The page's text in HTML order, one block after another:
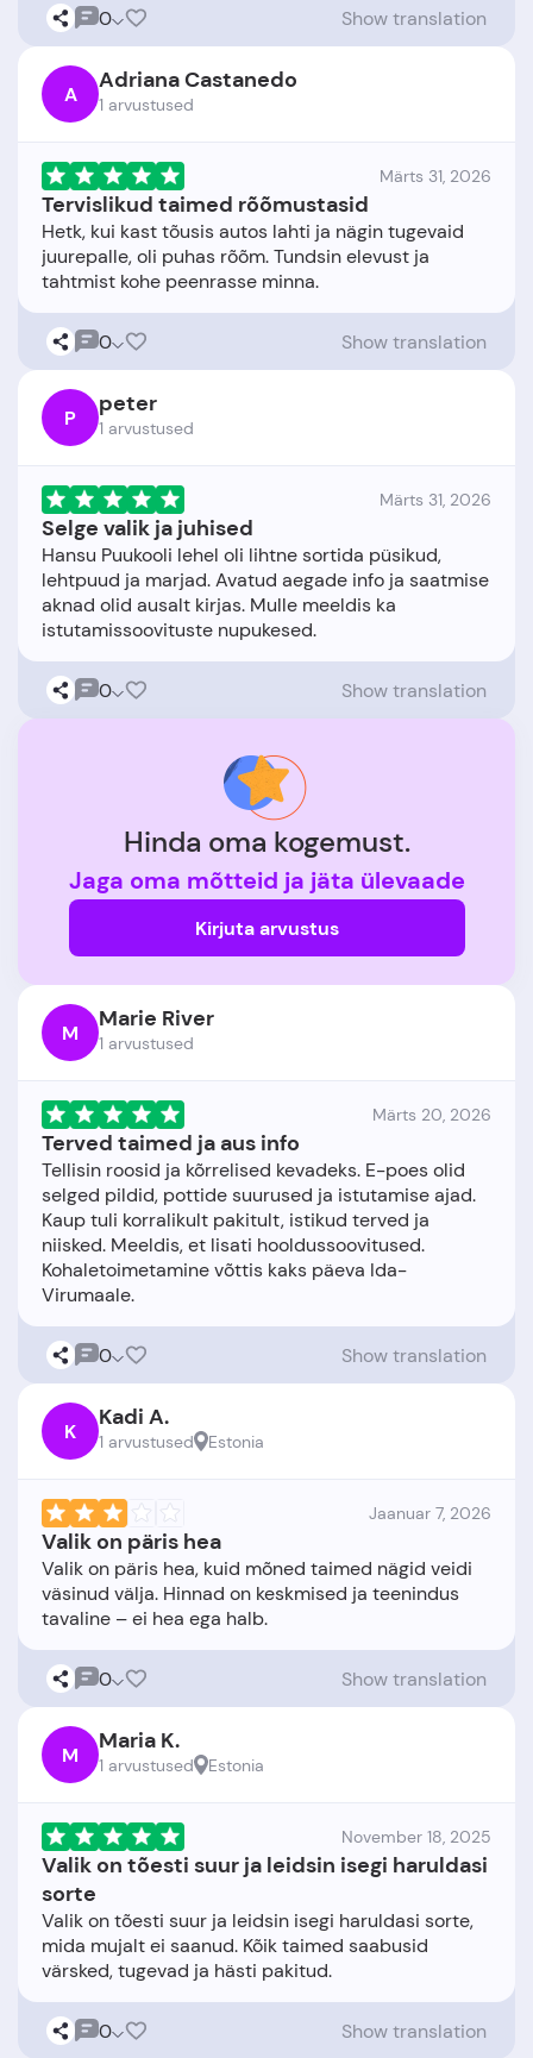
0 Show translation
A Adriana Castanedo
1 arvustused
Märts 31, 2026
Tervislikud taimed rõõmustasid
Hetk, kui kast tõusis autos lahti ja nägin tugevaid
juurepalle, oli puhas rõõm. Tundsin elevust ja
0 Show translation
P peter
1 arvustused
Märts 31, 2026
Selge valik ja juhised
Hansu Puukooli lehel oli lihtne sortida püsikud,
lehtpuud ja marjad. Avatud aegade info ja saatmise
aknad olid ausalt kirjas. Mulle meeldis ka
0 Show translation
Hinda oma kogemust.
Jaga oma mõtteid ja jäta ülevaade
Kirjuta arvustus
M Marie River
1 arvustused
Märts 20, 2026
Terved taimed ja aus info
Tellisin roosid ja kõrrelised kevadeks. E-poes olid
selged pildid, pottide suurused ja istutamise ajad.
Kaup tuli korralikult pakitult, istikud terved ja
niisked. Meeldis, et lisati hooldussoovitused.
Kohaletoimetamine võttis kaks päeva Ida-
0 Show translation
K Kadi A.
1 arvustused Estonia
Jaanuar 7, 2026
Valik on päris hea
Valik on päris hea, kuid mõned taimed nägid veidi
väsinud välja. Hinnad on keskmised ja teenindus
0 Show translation
M Maria K.
1 arvustused Estonia
November 18, 2025
Valik on tõesti suur ja leidsin isegi haruldasi
sorte
Valik on tõesti suur ja leidsin isegi haruldasi sorte,
mida mujalt ei saanud. Kõik taimed saabusid
0 Show translation